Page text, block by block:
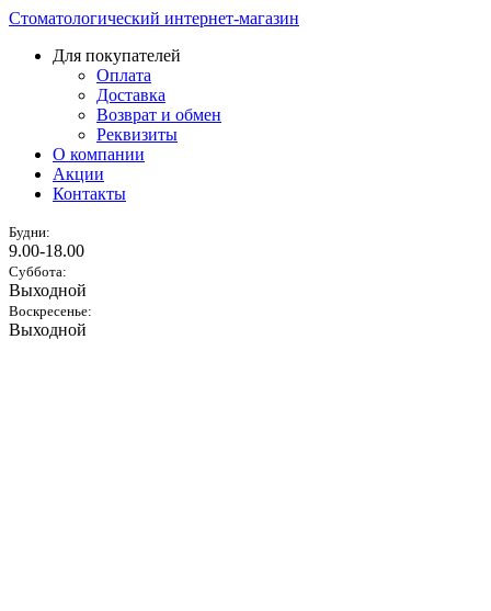
Стоматологический интернет-магазин
Для покупателей
Оплата
Доставка
Возврат и обмен
Реквизиты
О компании
Акции
Контакты
Будни:
9.00-18.00
Суббота:
Выходной
Воскресенье:
Выходной